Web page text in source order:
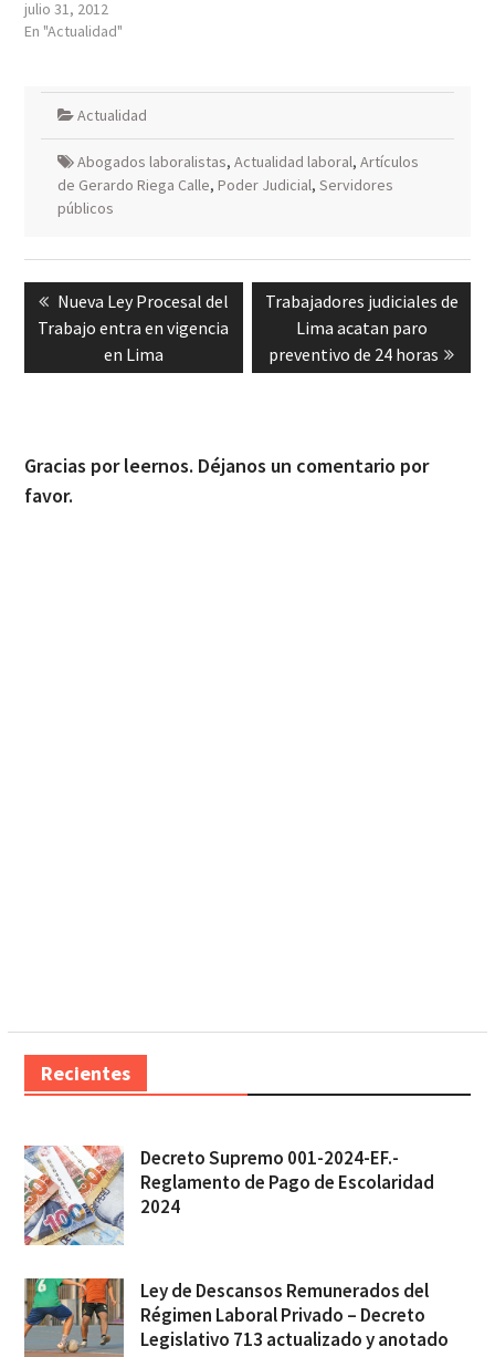
julio 31, 2012
En "Actualidad"
Actualidad
Abogados laboralistas, Actualidad laboral, Artículos
de Gerardo Riega Calle, Poder Judicial, Servidores
públicos
Navegación
de
entradas
Previous
post:
Nueva Ley Procesal del
Trabajo entra en vigencia
en Lima
Next
post:
Trabajadores judiciales de
Lima acatan paro
preventivo de 24 horas
Gracias por leernos. Déjanos un comentario por
favor.
Recientes
Decreto Supremo 001-2024-EF.-
Reglamento de Pago de Escolaridad
2024
Ley de Descansos Remunerados del
Régimen Laboral Privado – Decreto
Legislativo 713 actualizado y anotado